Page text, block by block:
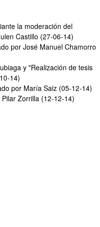
la moderación del
Castillo (27-06-14)
por José Manuel Chamorro
y "Realización de tesis
14)
por María Saiz (05-12-14)
Zorrilla (12-12-14)